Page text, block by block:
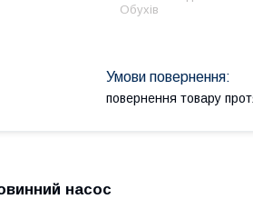
Обухів
повернення товару
насос